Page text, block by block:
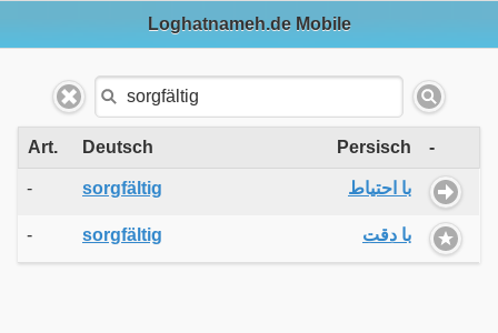
Loghatnameh.de Mobile
Art. Deutsch Persisch -
- sorgfältig با احتیاط
- sorgfältig با دقت